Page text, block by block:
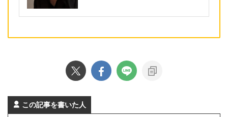
この記事を書いた人